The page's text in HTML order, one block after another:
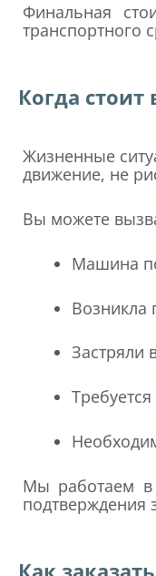
Финальная
транспортного
Когда стоит
Жизненные
движение, не
Вы можете
Машина
Возникла
Застряли
Мы работаем в
подтверждения
Как